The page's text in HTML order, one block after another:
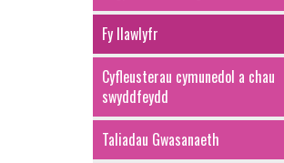
Fy llawlyfr
Cyfleusterau cymunedol a chau
swyddfeydd
Taliadau Gwasanaeth